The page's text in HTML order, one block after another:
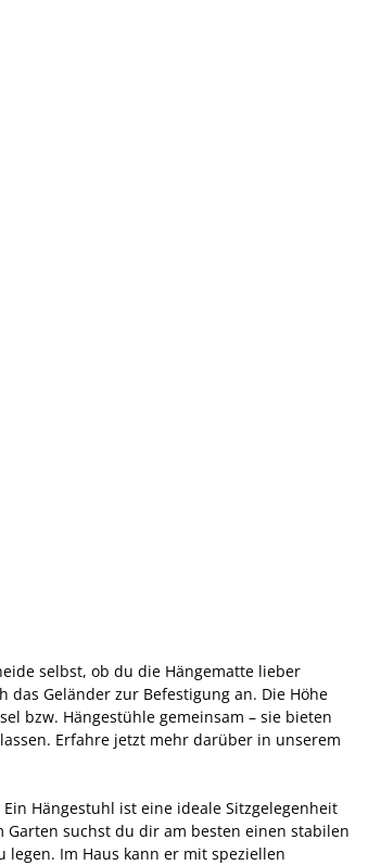
selbst, ob du die Hängematte lieber
Geländer zur Befestigung an. Die Höhe
bzw. Hängestühle gemeinsam – sie bieten
Erfahre jetzt mehr darüber in unserem
Hängestuhl ist eine ideale Sitzgelegenheit
suchst du dir am besten einen stabilen
Im Haus kann er mit speziellen